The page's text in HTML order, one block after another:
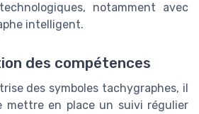
notamment avec
intelligent.
des compétences
des symboles tachygraphes, il
mettre en place un suivi régulier